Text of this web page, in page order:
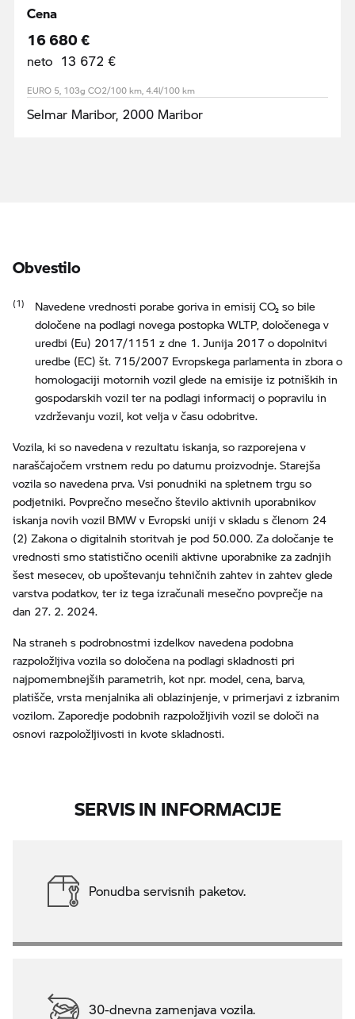
Cena
16 680 €
neto 13 672 €
EURO 5, 103g CO2/100 km, 4.4l/100 km
Selmar Maribor, 2000 Maribor
Obvestilo
Navedene vrednosti porabe goriva in emisij CO₂ so bile
določene na podlagi novega postopka WLTP, določenega v
uredbi (Eu) 2017/1151 z dne 1. Junija 2017 o dopolnitvi
uredbe (EC) št. 715/2007 Evropskega parlamenta in zbora o
homologaciji motornih vozil glede na emisije iz potniških in
gospodarskih vozil ter na podlagi informacij o popravilu in
vzdrževanju vozil, kot velja v času odobritve.
Vozila, ki so navedena v rezultatu iskanja, so razporejena v
naraščajočem vrstnem redu po datumu proizvodnje. Starejša
vozila so navedena prva. Vsi ponudniki na spletnem trgu so
podjetniki. Povprečno mesečno število aktivnih uporabnikov
iskanja novih vozil BMW v Evropski uniji v skladu s členom 24
(2) Zakona o digitalnih storitvah je pod 50.000. Za določanje te
vrednosti smo statistično ocenili aktivne uporabnike za zadnjih
šest mesecev, ob upoštevanju tehničnih zahtev in zahtev glede
varstva podatkov, ter iz tega izračunali mesečno povprečje na
dan 27. 2. 2024.
Na straneh s podrobnostmi izdelkov navedena podobna
razpoložljiva vozila so določena na podlagi skladnosti pri
najpomembnejših parametrih, kot npr. model, cena, barva,
platišče, vrsta menjalnika ali oblazinjenje, v primerjavi z izbranim
vozilom. Zaporedje podobnih razpoložljivih vozil se določi na
osnovi razpoložljivosti in kvote skladnosti.
SERVIS IN INFORMACIJE
Ponudba servisnih paketov.
30-dnevna zamenjava vozila.